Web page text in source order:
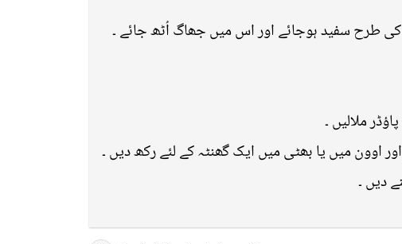
کی طرح سفید ہوجائے اور اس میں جھاگ اُٹھ جائے ۔
ملالیں ۔
اوون میں یا بھٹی میں ایک گھنٹہ کے لئے رکھ دیں ۔
دیں ۔